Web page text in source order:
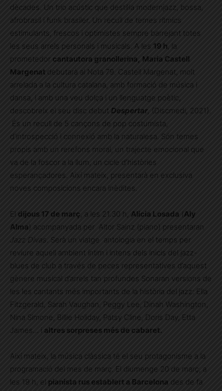
dècades. Un trio acústic que destil·la modernjazz, bossa,
afrobrasil i funk brasiler. Un recull de temes rítmics
estimulants, frescos i optimistes sempre barrejant totes
les seus arrels personals i musicals. A les 19 h, la
prometedor cantautora granollerina, Maria Castell
Margenat debutarà al Nota 79. Castell Margenat, molt
arrelada a la cultura catalana, amb formació de música i
dansa, i amb una veu dolça i un llenguatge poètic,
descobreix el seu disc debut Despertar, (Discmedi, 2021).
És un recull de 5 cançons de pop costumista,
d’introspecció i connexió amb la naturalesa. Són temes
propis amb un rerefons moral, un trajecte emocional que
va de la foscor a la llum, un cicle d’històries
esperançadores. Així mateix, presentarà en exclusiva
noves composicions encara inèdites.
El dijous 17 de març , a les 21.30 h, Alicia Losada (Aly
Alma) acompanyada per Aitor Sainz (piano) presentaran
Jazz Divas. Serà un viatge antologia en el temps per
reviure aquell ambient íntim i intens dels inicis del jazz-
blues de club a través de peces representatives d’aquest
gènere musical d’arrels tan profundes Sonaran versions de
les les cantants més importants de la història del jazz: Ella
Fitzgerald, Sarah Vaughan, Peggy Lee, Dinah Washington,
Nina Simone, Billie Holiday, Patsy Cline, Doris Day, Etta
James… i altres sorpreses més de cabaret.
Així mateix, la música clàssica té el seu protagonisme a la
programació del mes de març. El diumenge 20 de març, a
les 19 h, el pianista rus establert a Barcelona des de fa